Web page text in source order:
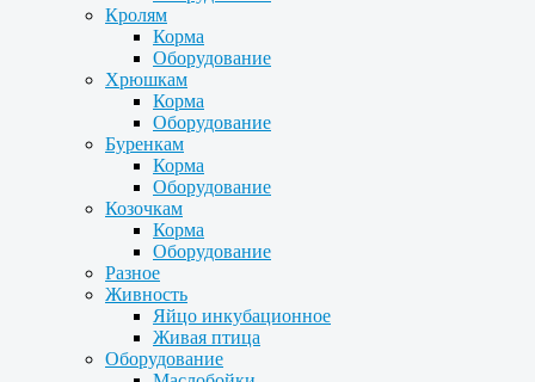
Кролям
Корма
Оборудование
Хрюшкам
Корма
Оборудование
Буренкам
Корма
Оборудование
Козочкам
Корма
Оборудование
Разное
Живность
Яйцо инкубационное
Живая птица
Оборудование